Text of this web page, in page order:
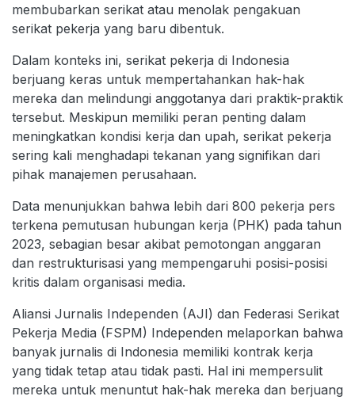
membubarkan serikat atau menolak pengakuan
serikat pekerja yang baru dibentuk.
Dalam konteks ini, serikat pekerja di Indonesia
berjuang keras untuk mempertahankan hak-hak
mereka dan melindungi anggotanya dari praktik-praktik
tersebut. Meskipun memiliki peran penting dalam
meningkatkan kondisi kerja dan upah, serikat pekerja
sering kali menghadapi tekanan yang signifikan dari
pihak manajemen perusahaan.
Data menunjukkan bahwa lebih dari 800 pekerja pers
terkena pemutusan hubungan kerja (PHK) pada tahun
2023, sebagian besar akibat pemotongan anggaran
dan restrukturisasi yang mempengaruhi posisi-posisi
kritis dalam organisasi media.
Aliansi Jurnalis Independen (AJI) dan Federasi Serikat
Pekerja Media (FSPM) Independen melaporkan bahwa
banyak jurnalis di Indonesia memiliki kontrak kerja
yang tidak tetap atau tidak pasti. Hal ini mempersulit
mereka untuk menuntut hak-hak mereka dan berjuang